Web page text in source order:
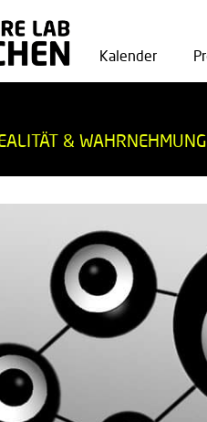
Kalender
& WAHRNEHMUNG